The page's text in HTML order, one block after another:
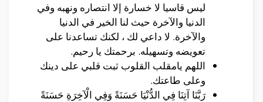
ليس قاسيا لا خسارة إلا انتصاره ونهبه وفي
الدنيا والآخرة حيث لنا الخير في الدنيا
والآخرة. لا داعي لك ، لكنك تساعدنا على
تعويضه وتسهيله. برحمتك يا رحيم.
اللهم يامقلب القلوب ثبت قلبي على دينك
وعلى طاعتك.
رَبَّنَا آتِنَا فِي الدُّنْيَا حَسَنَةً وَفِي الْآخِرَةِ حَسَنَةً